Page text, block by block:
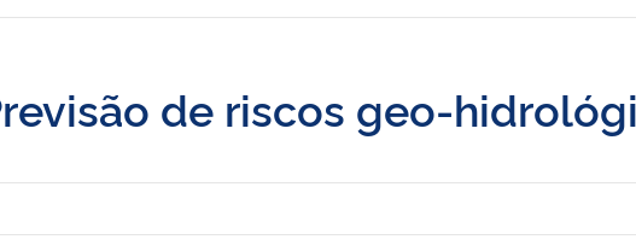
de riscos geo-